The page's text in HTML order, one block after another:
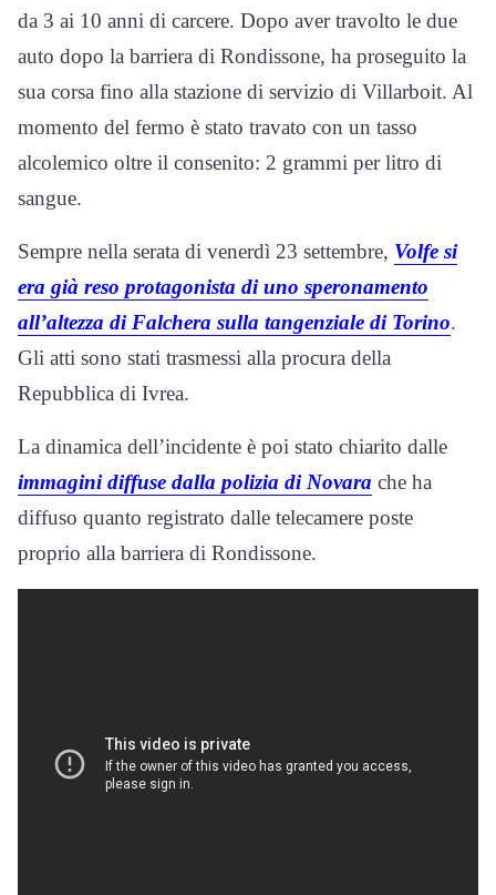
da 3 ai 10 anni di carcere. Dopo aver travolto le due
auto dopo la barriera di Rondissone, ha proseguito la
sua corsa fino alla stazione di servizio di Villarboit. Al
momento del fermo è stato travato con un tasso
alcolemico oltre il consenito: 2 grammi per litro di
sangue.
Sempre nella serata di venerdì 23 settembre, Volfe si
era già reso protagonista di uno speronamento
all’altezza di Falchera sulla tangenziale di Torino.
Gli atti sono stati trasmessi alla procura della
Repubblica di Ivrea.
La dinamica dell’incidente è poi stato chiarito dalle
immagini diffuse dalla polizia di Novara che ha
diffuso quanto registrato dalle telecamere poste
proprio alla barriera di Rondissone.